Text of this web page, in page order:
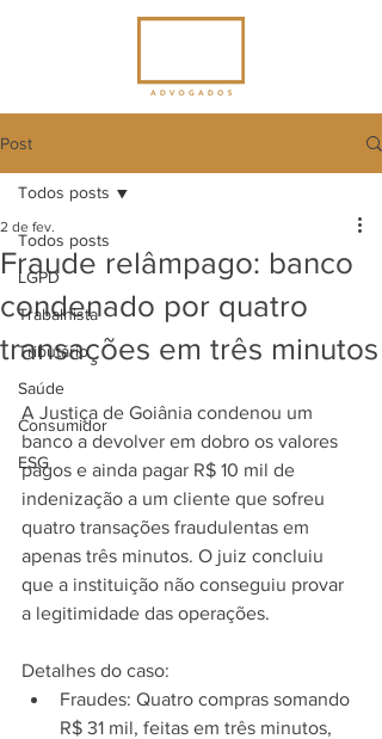
Post
Todos posts
LGPD
Trabalhista
Tributário
Saúde
Consumidor
ESG
Todos posts
Fraude relâmpago: banco
condenado por quatro
transações em três minutos
2 de fev.
A Justiça de Goiânia condenou um
banco a devolver em dobro os valores
pagos e ainda pagar R$ 10 mil de
indenização a um cliente que sofreu
quatro transações fraudulentas em
apenas três minutos. O juiz concluiu
que a instituição não conseguiu provar
a legitimidade das operações.
Detalhes do caso:
Fraudes: Quatro compras somando
R$ 31 mil, feitas em três minutos,